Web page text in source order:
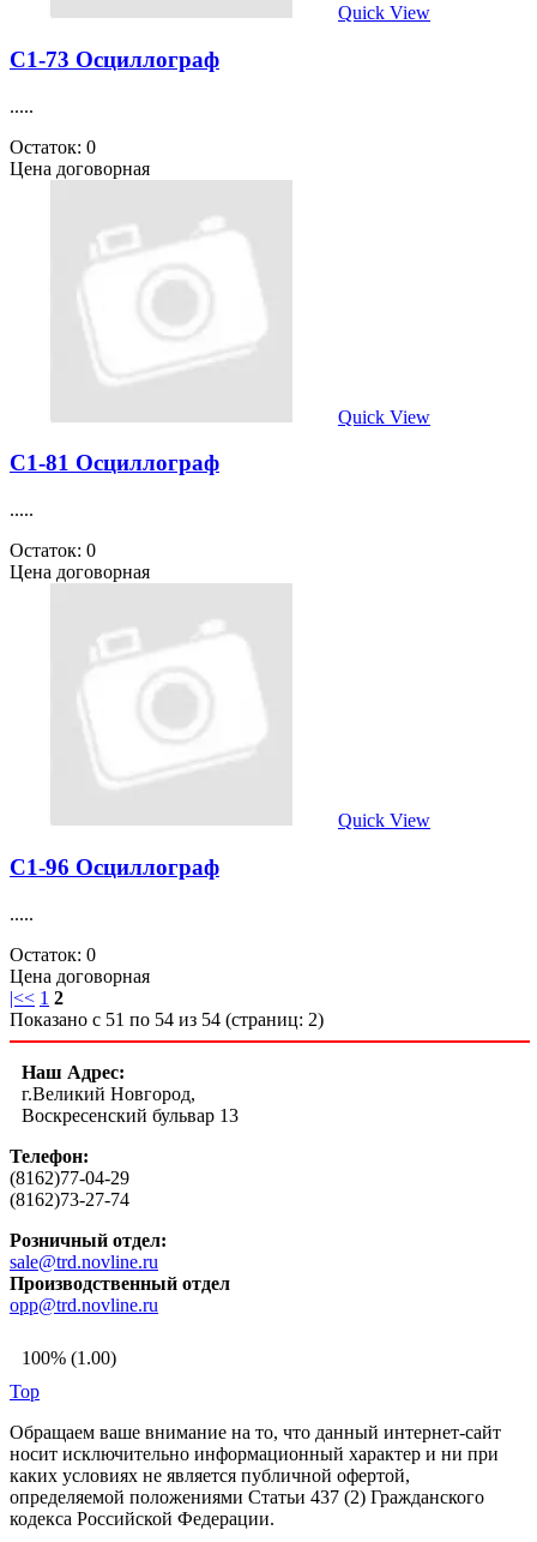
Quick View
С1-73 Осциллограф
.....
Остаток: 0
Цена договорная
Quick View
С1-81 Осциллограф
.....
Остаток: 0
Цена договорная
Quick View
С1-96 Осциллограф
.....
Остаток: 0
Цена договорная
|<< 1 2
Показано с 51 по 54 из 54 (страниц: 2)
Наш Адрес:
г.Великий Новгород,
Воскресенский бульвар 13
Телефон:
(8162)77-04-29
(8162)73-27-74
Розничный отдел:
sale@trd.novline.ru
Производственный отдел
opp@trd.novline.ru
100% (1.00)
Top
Обращаем ваше внимание на то, что данный интернет-сайт
носит исключительно информационный характер и ни при
каких условиях не является публичной офертой,
определяемой положениями Статьи 437 (2) Гражданского
кодекса Российской Федерации.